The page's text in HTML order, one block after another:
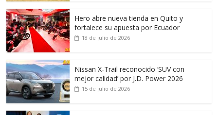
Hero abre nueva tienda en Quito y
fortalece su apuesta por Ecuador
18 de julio de 2026
Nissan X-Trail reconocido ‘SUV con
mejor calidad’ por J.D. Power 2026
15 de julio de 2026